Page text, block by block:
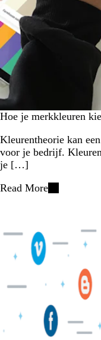
Hoe je merkkleuren
Kleurentheorie kan
voor je bedrijf.
je […]
Read More